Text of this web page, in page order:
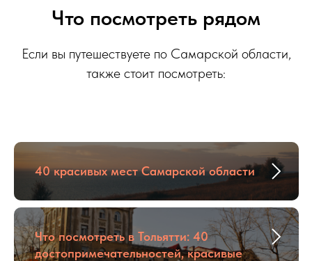
Что посмотреть рядом
Если вы путешествуете по Самарской области,
также стоит посмотреть:
40 красивых мест Самарской области
Что посмотреть в Тольятти: 40
достопримечательностей, красивые